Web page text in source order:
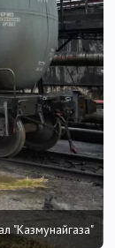
"Казмунайгаза"